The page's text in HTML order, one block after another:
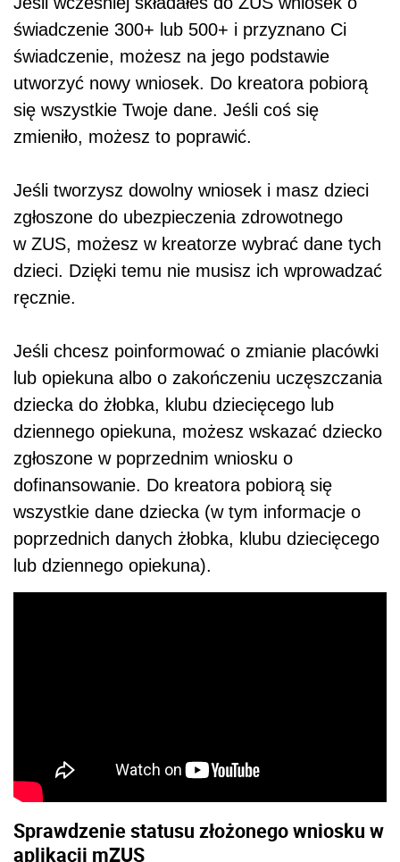
świadczenie 300+ lub 500+ i przyznano Ci
świadczenie, możesz na jego podstawie
utworzyć nowy wniosek. Do kreatora pobiorą
się wszystkie Twoje dane. Jeśli coś się
zmieniło, możesz to poprawić.
Jeśli tworzysz dowolny wniosek i masz dzieci
zgłoszone do ubezpieczenia zdrowotnego
w ZUS, możesz w kreatorze wybrać dane tych
dzieci. Dzięki temu nie musisz ich wprowadzać
ręcznie.
Jeśli chcesz poinformować o zmianie placówki
lub opiekuna albo o zakończeniu uczęszczania
dziecka do żłobka, klubu dziecięcego lub
dziennego opiekuna, możesz wskazać dziecko
zgłoszone w poprzednim wniosku o
dofinansowanie. Do kreatora pobiorą się
wszystkie dane dziecka (w tym informacje o
poprzednich danych żłobka, klubu dziecięcego
lub dziennego opiekuna).
Sprawdzenie statusu złożonego wniosku w
aplikacji mZUS